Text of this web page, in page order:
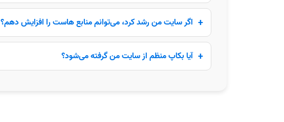
اگر سایت من رشد کرد، می‌توانم منابع هاست را افزایش دهم؟
آیا بکاپ منظم از سایت من گرفته می‌شود؟